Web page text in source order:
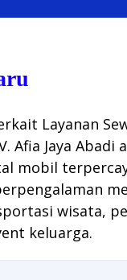
Layanan
Afia Jaya Abadi
mobil
wisata,
keluarga.